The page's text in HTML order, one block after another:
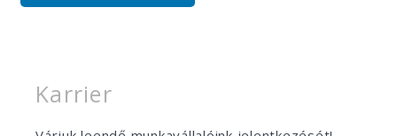
Karrier